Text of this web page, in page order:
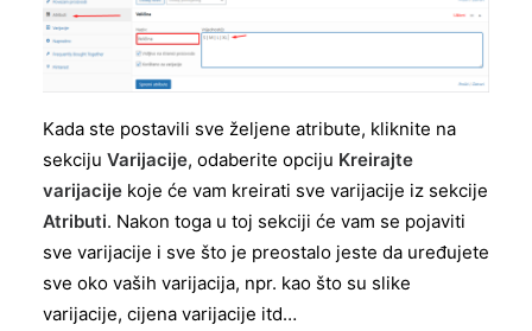
Kada ste postavili sve željene atribute, kliknite na
sekciju Varijacije, odaberite opciju Kreirajte
varijacije koje će vam kreirati sve varijacije iz sekcije
Atributi. Nakon toga u toj sekciji će vam se pojaviti
sve varijacije i sve što je preostalo jeste da uređujete
sve oko vaših varijacija, npr. kao što su slike
varijacije, cijena varijacije itd…